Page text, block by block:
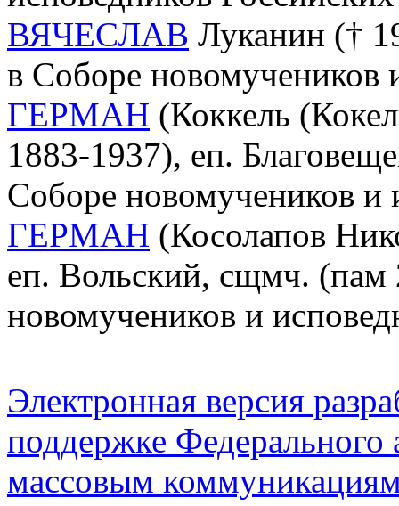
ВЯЧЕСЛАВ Луканин (†
в Соборе новомучеников
ГЕРМАН (Коккель
1883-1937), еп.
Соборе новомучеников и
ГЕРМАН (Косолапов
еп. Вольский, сщмч. (пам
новомучеников и
Электронная версия
поддержке Федерального
массовым